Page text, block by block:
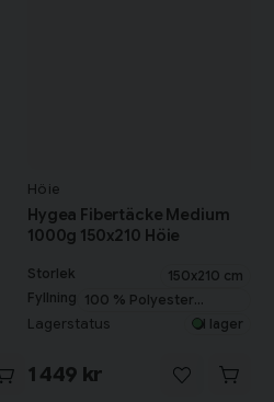
Höie
Hygea Fibertäcke Medium
1000g 150x210 Höie
Storlek
150x210 cm
Fyllning 100 % Polyester
microfiber
Lagerstatus I lager
1 449 kr